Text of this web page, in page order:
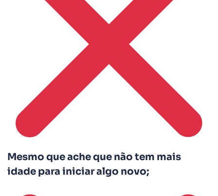
Mesmo que ache que não tem mais
idade para iniciar algo novo;